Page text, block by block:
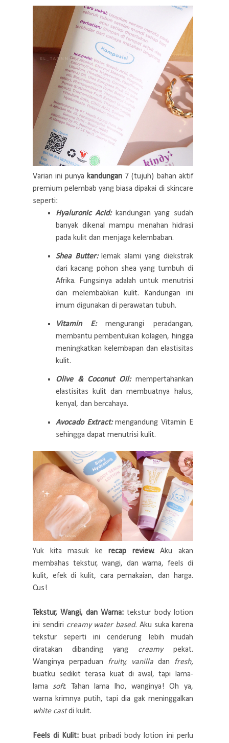
Varian ini punyakandungan 7 (tujuh) bahan aktif
premium pelembab yang biasa dipakai di skincare
seperti:
Hyaluronic Acid: kandungan yang sudah
banyak dikenal mampu menahan hidrasi
pada kulit dan menjaga kelembaban.
Shea Butter:lemak alami yang diekstrak
dari kacang pohon shea yang tumbuh di
Afrika. Fungsinya adalah untuk menutrisi
dan melembabkan kulit. Kandungan ini
imum digunakan di perawatan tubuh.
Vitamin E:mengurangi peradangan,
membantu pembentukan kolagen, hingga
meningkatkan kelembapan dan elastisitas
kulit.
Olive & Coconut Oil:mempertahankan
elastisitas kulit dan membuatnya halus,
kenyal, dan bercahaya.
Avocado Extract:mengandung Vitamin E
sehingga dapat menutrisi kulit.
Yuk kita masuk kerecap review.Aku akan
membahas tekstur, wangi, dan warna, feels di
kulit, efek di kulit, cara pemakaian, dan harga.
Cus!
Tekstur, Wangi, dan Warna: tekstur body lotion
ini sendiri creamy water based. Aku suka karena
tekstur seperti ini cenderung lebih mudah
diratakan dibanding yang creamy pekat.
Wanginya perpaduan fruity, vanilla dan fresh,
buatku sedikit terasa kuat di awal, tapi lama-
lama soft. Tahan lama lho, wanginya! Oh ya,
warna krimnya putih, tapi dia gak meninggalkan
white castdi kulit.
Feels di Kulit: buat pribadi body lotion ini perlu